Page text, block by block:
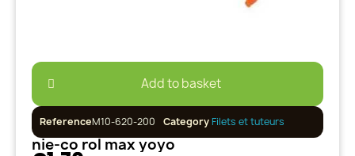
Add to basket
ReferenceM10-620-200 CategoryFilets et tuteurs
nie-co rol max yoyo